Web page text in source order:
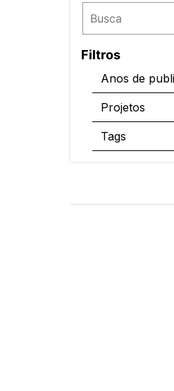
Filtros
Anos de
Projetos
Tags